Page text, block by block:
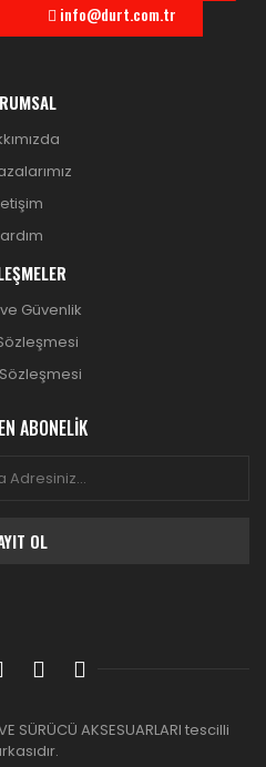
info@durt.com.tr
Güvenlik
ABONELİK
OL
SÜRÜCÜ AKSESUARLARI tescilli